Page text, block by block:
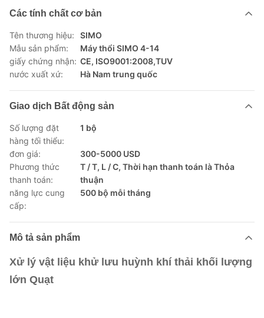
Các tính chất cơ bản
Tên thương hiệu:
SIMO
Mẫu sản phẩm:
Máy thổi SIMO 4-14
giấy chứng nhận: CE, ISO9001:2008,TUV
nước xuất xứ:
Hà Nam trung quốc
Giao dịch Bất động sản
Số lượng đặt
hàng tối thiểu:
1 bộ
đơn giá:
300-5000 USD
Phương thức
thanh toán:
T / T, L / C, Thời hạn thanh toán là Thỏa
thuận
năng lực cung
cấp:
500 bộ mỗi tháng
Mô tả sản phẩm
Xử lý vật liệu khử lưu huỳnh khí thải khối lượng
lớn Quạt